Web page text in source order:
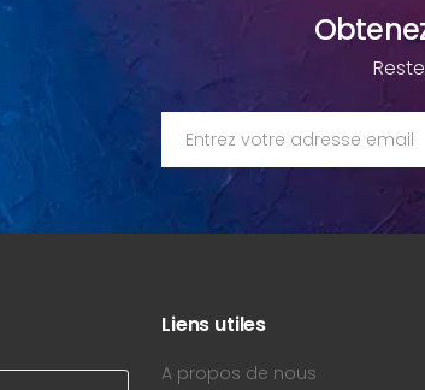
Liens utiles
A propos de nous